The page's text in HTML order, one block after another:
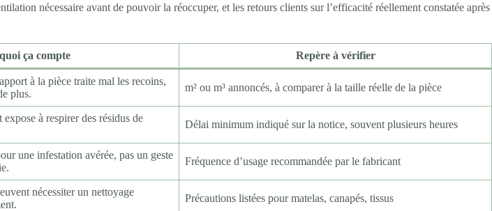
nécessaire avant de pouvoir la réoccuper, et les retours clients sur l’efficacité réellement constatée après
ça compte Repère à vérifier
à la pièce traite mal les recoins,
plus.
m² ou m³ annoncés, à comparer à la taille réelle de la pièce
à respirer des résidus de
Délai minimum indiqué sur la notice, souvent plusieurs heures
une infestation avérée, pas un geste
Fréquence d’usage recommandée par le fabricant
nécessiter un nettoyage
Précautions listées pour matelas, canapés, tissus